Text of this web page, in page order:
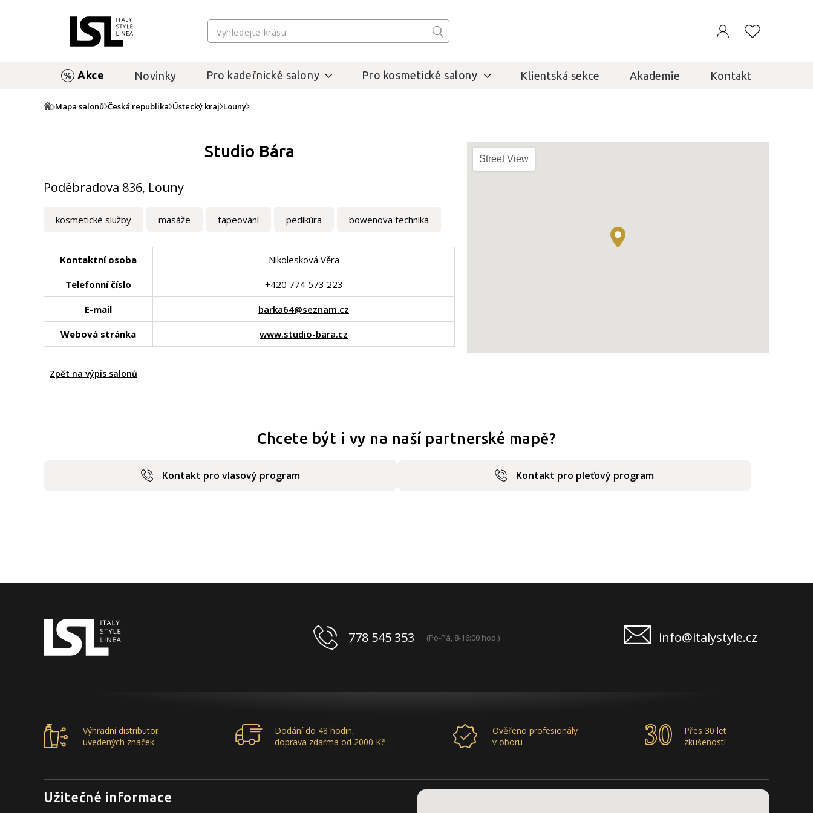
Akce Novinky Pro kadeřnické salony Pro kosmetické salony Klientská sekce Akademie Kontakt
Mapa salonů Česká republika Ústecký kraj Louny
Studio Bára
Poděbradova 836, Louny
kosmetické služby masáže tapeování pedikúra bowenova technika
Kontaktní osoba Nikolesková Věra
Telefonní číslo +420 774 573 223
E-mail barka64@seznam.cz
Webová stránka www.studio-bara.cz
Street View
Zpět na výpis salonů
Chcete být i vy na naší partnerské mapě?
Kontakt pro vlasový program Kontakt pro pleťový program
778 545 353 (Po-Pá, 8-16:00 hod.) info@italystyle.cz
Výhradní distributor
uvedených značek
Dodání do 48 hodin,
doprava zdarma od 2000 Kč
Ověřeno profesionály
v oboru
Přes 30 let
zkušeností
Užitečné informace